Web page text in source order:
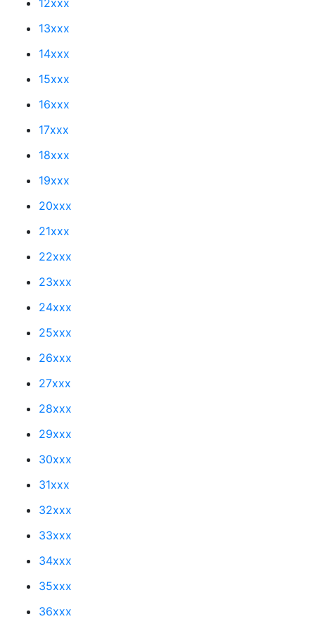
13xxx
14xxx
15xxx
16xxx
17xxx
18xxx
19xxx
20xxx
21xxx
22xxx
23xxx
24xxx
25xxx
26xxx
27xxx
28xxx
29xxx
30xxx
31xxx
32xxx
33xxx
34xxx
35xxx
36xxx